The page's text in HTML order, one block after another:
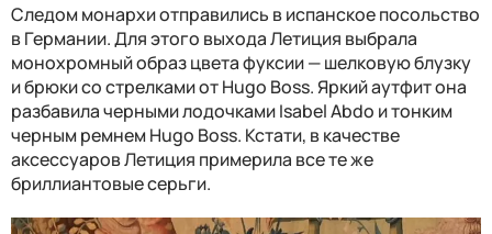
Следом монархи отправились в испанское посольство
в Германии. Для этого выхода Летиция выбрала
монохромный образ цвета фуксии — шелковую блузку
и брюки со стрелками от Hugo Boss. Яркий аутфит она
разбавила черными лодочками Isabel Abdo и тонким
черным ремнем Hugo Boss. Кстати, в качестве
аксессуаров Летиция примерила все те же
бриллиантовые серьги.